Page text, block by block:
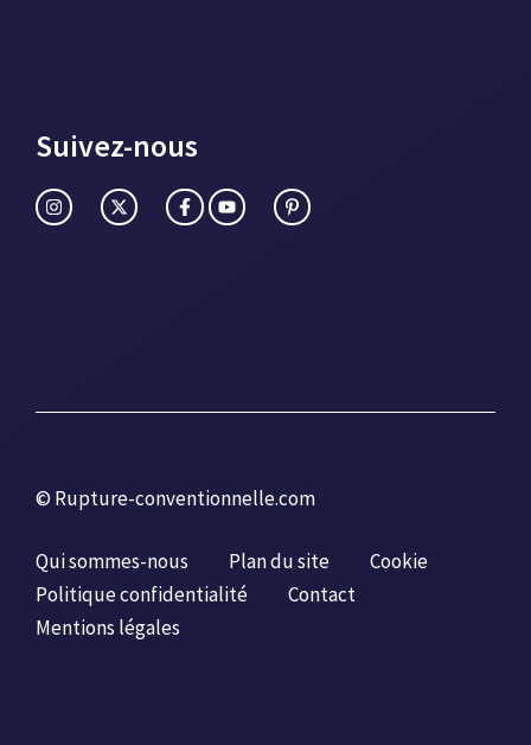
Suivez-nous
© Rupture-conventionnelle.com
Qui sommes-nous Plan du site
Cookie
Politique confidentialité
Contact
Mentions légales